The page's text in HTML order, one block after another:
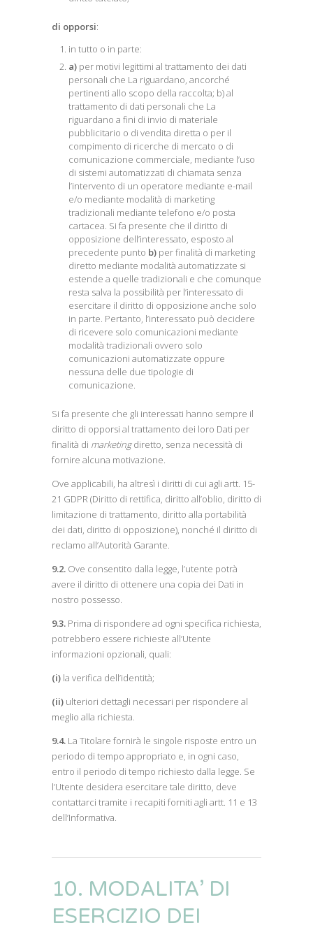
di opporsi:
in tutto o in parte:
a) per motivi legittimi al trattamento dei dati
personali che La riguardano, ancorché
pertinenti allo scopo della raccolta; b) al
trattamento di dati personali che La
riguardano a fini di invio di materiale
pubblicitario o di vendita diretta o per il
compimento di ricerche di mercato o di
comunicazione commerciale, mediante l’uso
di sistemi automatizzati di chiamata senza
l’intervento di un operatore mediante e-mail
e/o mediante modalità di marketing
tradizionali mediante telefono e/o posta
cartacea. Si fa presente che il diritto di
opposizione dell’interessato, esposto al
precedente punto b) per finalità di marketing
diretto mediante modalità automatizzate si
estende a quelle tradizionali e che comunque
resta salva la possibilità per l’interessato di
esercitare il diritto di opposizione anche solo
in parte. Pertanto, l’interessato può decidere
di ricevere solo comunicazioni mediante
modalità tradizionali ovvero solo
comunicazioni automatizzate oppure
nessuna delle due tipologie di
comunicazione.
Si fa presente che gli interessati hanno sempre il
diritto di opporsi al trattamento dei loro Dati per
finalità di marketingdiretto, senza necessità di
fornire alcuna motivazione.
Ove applicabili, ha altresì i diritti di cui agli artt. 15-
21 GDPR (Diritto di rettifica, diritto all’oblio, diritto di
limitazione di trattamento, diritto alla portabilità
dei dati, diritto di opposizione), nonché il diritto di
reclamo all’Autorità Garante.
9.2. Ove consentito dalla legge, l’utente potrà
avere il diritto di ottenere una copia dei Dati in
nostro possesso.
9.3. Prima di rispondere ad ogni specifica richiesta,
potrebbero essere richieste all’Utente
informazioni opzionali, quali:
(i) la verifica dell’identità;
(ii) ulteriori dettagli necessari per rispondere al
meglio alla richiesta.
9.4. La Titolare fornirà le singole risposte entro un
periodo di tempo appropriato e, in ogni caso,
entro il periodo di tempo richiesto dalla legge. Se
l’Utente desidera esercitare tale diritto, deve
contattarci tramite i recapiti forniti agli artt. 11 e 13
dell’Informativa.
10. MODALITA’ DI
ESERCIZIO DEI